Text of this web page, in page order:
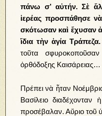
πάνω σ’ αὐτήν. Σὲ
ἱερέας προσπάθησε
σκότωσαν καὶ ἔχυσαν
ἴδια τὴν ἁγία
τοῦτα
ὀρθόδοξης Καισάρειας…
Πρέπει νὰ ἦταν
Βασίλειο
προσέβαλαν. Αὔριο τοῦ